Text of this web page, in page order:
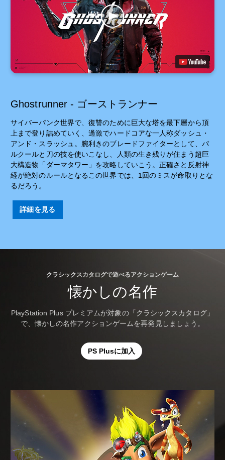
Ghostrunner - ゴーストランナー
サイバーパンク世界で、復讐のために巨大な塔を最下層から頂
上まで登り詰めていく、過激でハードコアな一人称ダッシュ・
アンド・スラッシュ。腕利きのブレードファイターとして、パ
ルクールと刀の技を使いこなし、人類の生き残りが住まう超巨
大構造物「ダーマタワー」を攻略していこう。正確さと反射神
経が絶対のルールとなるこの世界では、1回のミスが命取りとな
るだろう。
詳細を見る
クラシックスカタログで遊べるアクションゲーム
懐かしの名作
PlayStation Plus プレミアムが対象の「クラシックスカタログ」
で、懐かしの名作アクションゲームを再発見しましょう。
PS Plusに加入